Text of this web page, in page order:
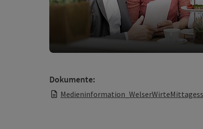
Dokumente: